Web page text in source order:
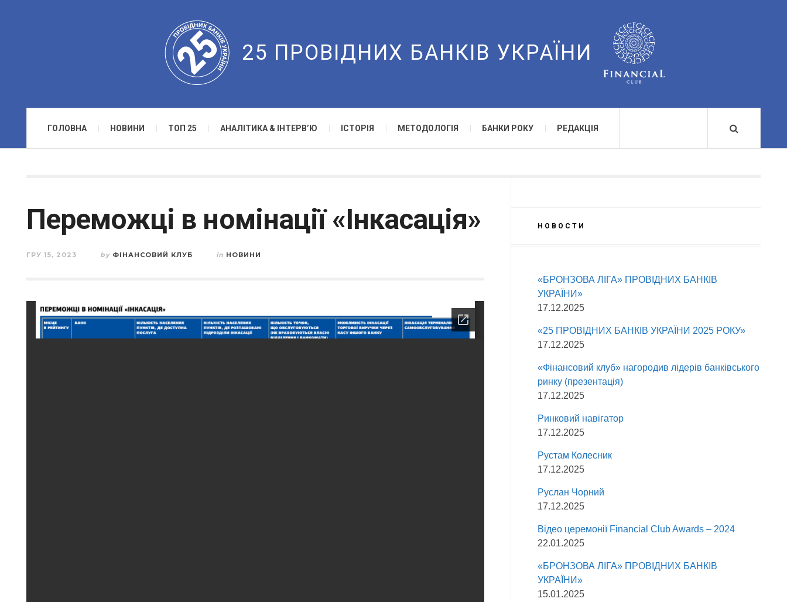
25 ПРОВІДНИХ БАНКІВ УКРАЇНИ
ГОЛОВНА НОВИНИ ТОП 25 АНАЛІТИКА & ІНТЕРВ’Ю ІСТОРІЯ МЕТОДОЛОГІЯ БАНКИ РОКУ РЕДАКЦІЯ
Переможці в номінації «Інкасація»
ГРУ 15, 2023 by ФІНАНСОВИЙ КЛУБ in НОВИНИ
НОВОСТИ
«БРОНЗОВА ЛІГА» ПРОВІДНИХ БАНКІВ
УКРАЇНИ»
17.12.2025
«25 ПРОВІДНИХ БАНКІВ УКРАЇНИ 2025 РОКУ»
17.12.2025
«Фінансовий клуб» нагородив лідерів банківського
ринку (презентація)
17.12.2025
Ринковий навігатор
17.12.2025
Рустам Колесник
17.12.2025
Руслан Чорний
17.12.2025
Відео церемонії Fіnancial Сlub Awards – 2024
22.01.2025
«БРОНЗОВА ЛІГА» ПРОВІДНИХ БАНКІВ
УКРАЇНИ»
15.01.2025